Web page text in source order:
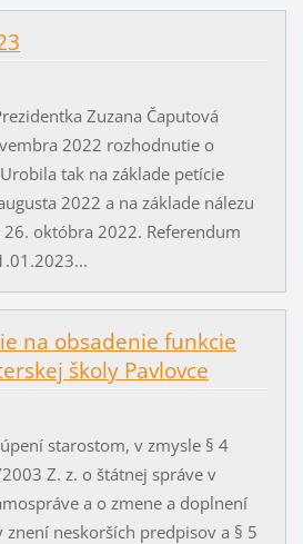
Zuzana Čaputová
2022 rozhodnutie o
tak na základe petície
2022 a na základe nálezu
26. októbra 2022. Referendum
na obsadenie funkcie
školy Pavlovce
starostom, v zmysle § 4
Z. z. o štátnej správe v
a o zmene a doplnení
neskorších predpisov a § 5